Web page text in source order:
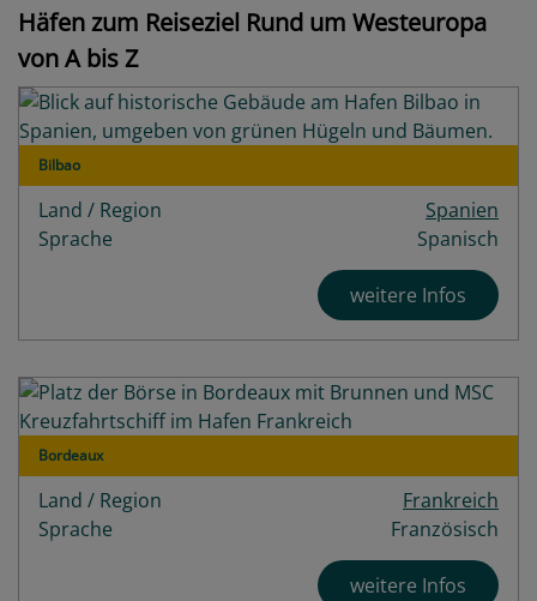
Häfen zum Reiseziel Rund um Westeuropa
von A bis Z
Bilbao
Land / Region
Spanien
Sprache
Spanisch
weitere Infos
Bordeaux
Land / Region
Frankreich
Sprache
Französisch
weitere Infos